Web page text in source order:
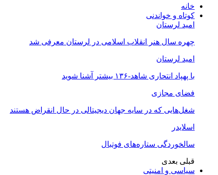
خانه
کوتاه و خواندنی
امید لرستان
چهره سال هنر انقلاب اسلامی در لرستان معرفی شد
امید لرستان
با پهپاد انتحاری شاهد-۱۳۶ بیشتر آشنا شوید
فضای مجازی
شغل‌‌هایی که در سایه جهان دیجیتالی در حال انقراض هستند
اسلایدر
سالخوردگی ستاره‌های فوتبال
قبلی بعدی
سیاسی و امنیتی